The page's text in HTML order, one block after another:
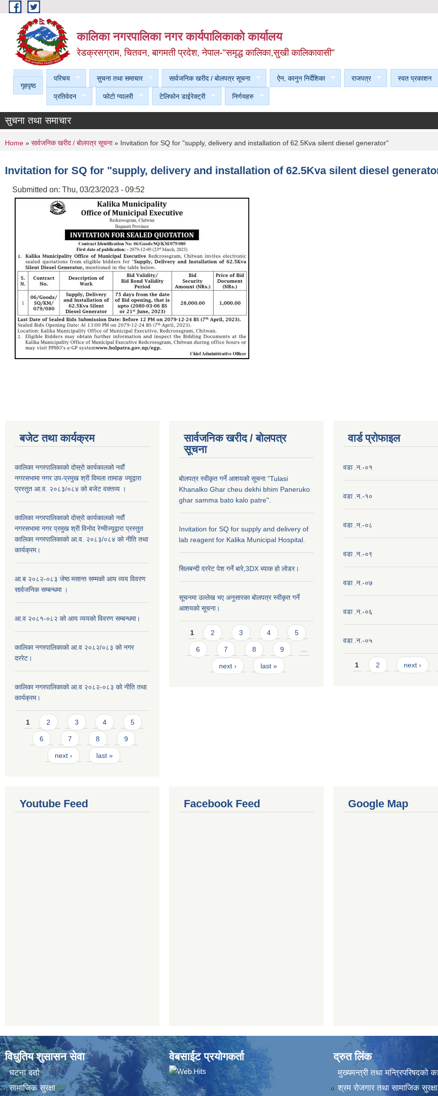
Skip to main content
कालिका नगरपालिका नगर कार्यपालिकाकाे कार्यालय
रेडक्रसग्राम, चितवन, बागमती प्रदेश, नेपाल-"समृद्ध कालिका,सुखी कालिकावासी"
गृहपृष्ठ
परिचय सुचना तथा समाचार सार्वजनिक खरीद / बाेलपत्र सूचना ऐन, कानुन निर्देशिका राजपत्र स्वत प्रकाशन
प्रतिवेदन फोटो ग्यालरी टेलिफोन डाईरेक्ट्री निर्णयहरु
सुचना तथा समाचार
You are here
Home » सार्वजनिक खरीद / बाेलपत्र सूचना» Invitation for SQ for "supply, delivery and installation of 62.5Kva silent diesel generator"
Invitation for SQ for "supply, delivery and installation of 62.5Kva silent diesel
Submitted on: Thu, 03/23/2023 - 09:52
बजेट तथा कार्यक्रम
कालिका नगरपालिकाको दोस्रो कार्यकालको नवौं
नगरसभामा नगर उप-प्रमुख श्री विमला तामाङ ज्यूद्वारा
प्रस्तुत आ.व. २०८३/०८४ को बजेट वक्तव्य ।
कालिका नगरपालिकाको दोस्रो कार्यकालको नवौं
नगरसभामा नगर प्रमुख श्री विनोद रेग्मीज्यूद्वारा प्रस्तुत
कालिका नगरपालिकाको आ.व. २०८३/०८४ को नीति तथा
कार्यक्रम।
आ.ब २०८२-०८३ जेष्ठ मसान्त सम्मको आय व्यय विवरण
सार्वजनिक सम्बन्धमा ।
आ.व २०८१-०८२ को आय व्ययको विवरण सम्बन्धमा।
कालिका नगरपालिकाको आ.व २०८२/०८३ को नगर
दररेट।
कालिका नगरपालिकाको आ.व २०८२-०८३ को नीति तथा
कार्यक्रम।
Pages
1 2 3 4 5
6 7 8 9
next › last »
सार्वजनिक खरीद / बाेलपत्र
सूचना
बोलपत्र स्वीकृत गर्ने आशयको सूचना "Tulasi
Khanalko Ghar cheu dekhi bhim Paneruko
ghar samma bato kalo patre".
Invitation for SQ for supply and delivery of
lab reagent for Kalika Municipal Hospital.
सिलबन्दी दररेट पेश गर्ने बारे,3DX ब्याक हो लोडर।
सूचनमा उल्लेख भए अनुसारका बोलपत्र स्वीकृत गर्ने
आशयको सूचना।
Pages
1 2 3 4 5
6 7 8 9
next › last »
वार्ड प्राेफाइल
वडा .न.-०१
वडा .न.-१०
वडा .न.-०८
वडा .न.-०९
वडा .न.-०७
वडा .न.-०६
वडा .न.-०५
Pages
1 2 next ›
Youtube Feed Facebook Feed Google Map
विधुतिय शुसासन सेवा
घटना दर्ता
सामाजिक सुरक्षा
वेबसाईट प्रयोगकर्ता द्रुत लिंक
मुख्यमन्त्री तथा मन्त्रिपरिषदको
श्रम रोजगार तथा सामाजिक